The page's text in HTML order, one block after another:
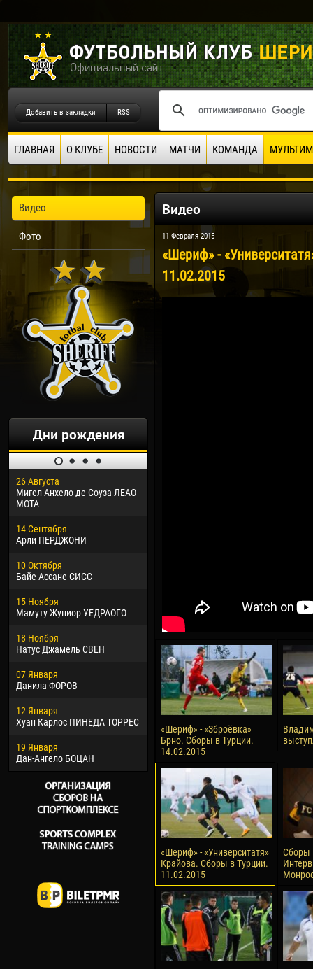
Добавить в закладки RSS
ГЛАВНАЯ О КЛУБЕ НОВОСТИ МАТЧИ КОМАНДА
Видео
Фото
Дни рождения
26 Августа
Мигел Анхело де Соуза ЛЕАО
МОТА
14 Сентября
Арли ПЕРДЖОНИ
10 Октября
Байе Ассане СИСС
15 Ноября
Мамуту Жуниор УЕДРАОГО
18 Ноября
Натус Джамель СВЕН
07 Января
Данила ФОРОВ
12 Января
Хуан Карлос ПИНЕДА ТОРРЕС
19 Января
Дан-Ангело БОЦАН
Эммануэль АФЕТСЕ
20 Марта
22 Марта
Самба КОНЕ
26 Марта
Витор Уго Морайс де
28 Марта
Раи ЛОПЕС ДЕ ОЛИВЕЙРА
28
10
15
Видео
11 Февраля 2015
«Шериф» -
11.02.2015
«Шериф» - «Зброёвка»
Брно. Сборы в Турции.
14.02.2015
«Шериф» - «Университатя»
Крайова. Сборы в Турции.
11.02.2015
Сборы